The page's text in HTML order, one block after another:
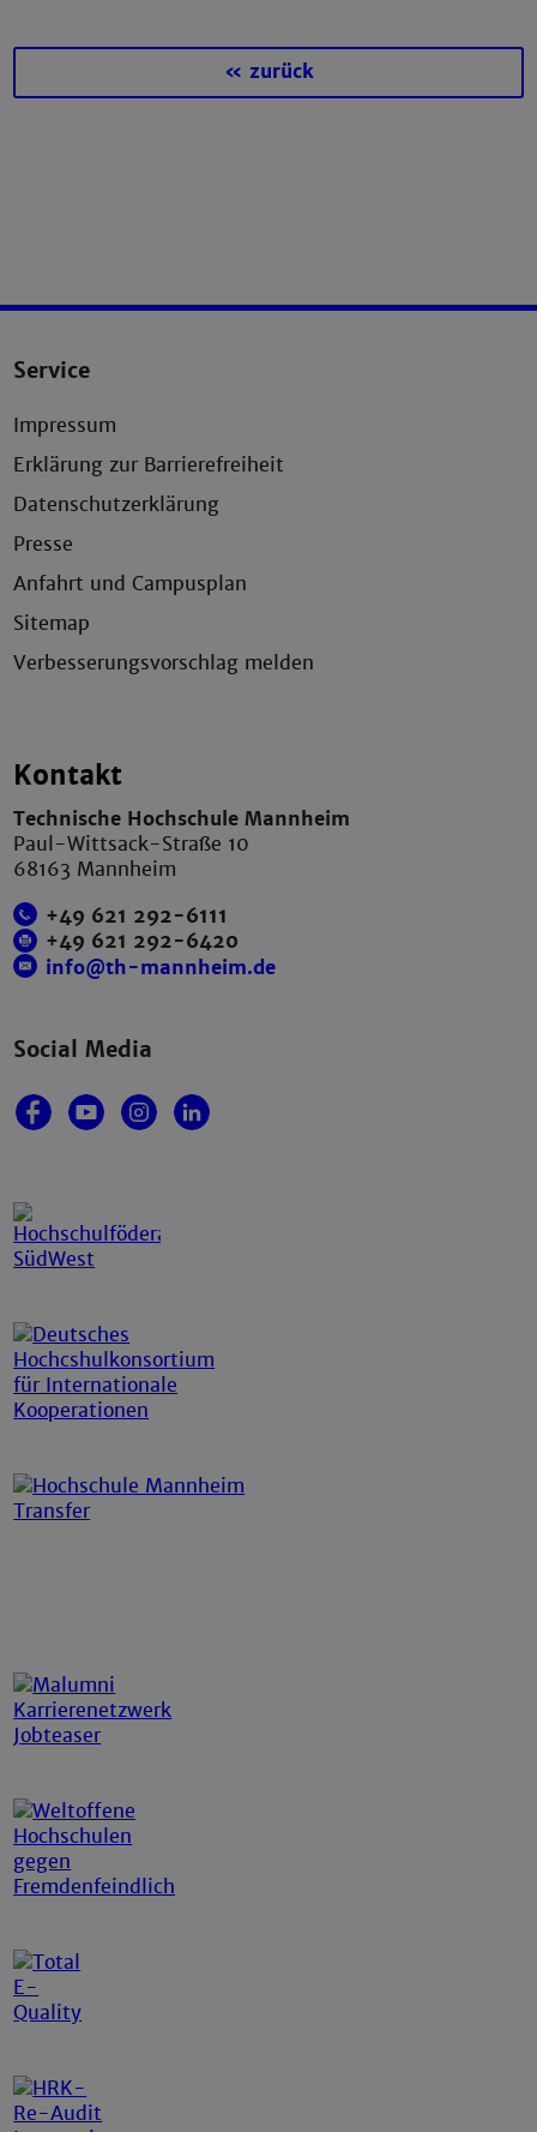
« zurück
Service
Impressum
Erklärung zur Barrierefreiheit
Datenschutzerklärung
Presse
Anfahrt und Campusplan
Sitemap
Verbesserungsvorschlag melden
Kontakt
Technische Hochschule Mannheim
Paul-Wittsack-Straße 10
68163 Mannheim
+49 621 292-6111
+49 621 292-6420
info@th-mannheim.de
Social Media